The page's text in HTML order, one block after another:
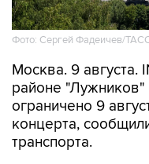
Фото: Сергей Фадеичев/
Москва. 9 августа.
районе
ограничено 9
концерта,
транспорта.